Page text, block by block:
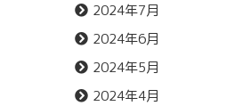
2024年7月
2024年6月
2024年5月
2024年4月